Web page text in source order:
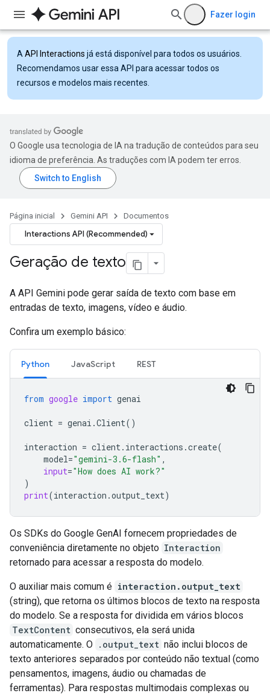
Fazer login
A API Interactions já está disponível para todos os usuários.
Recomendamos usar essa API para acessar todos os
recursos e modelos mais recentes.
O Google usa tecnologia de IA na tradução de conteúdos para seu
idioma de preferência. As traduções com IA podem ter erros.
Página inicial Gemini API Documentos
Interactions API (Recommended)
Geração de texto
A API Gemini pode gerar saída de texto com base em
entradas de texto, imagens, vídeo e áudio.
Confira um exemplo básico:
Python JavaScript REST
from google import genai
client = genai .Client()
interaction = client. interactions .create(
model="gemini-3.6-flash" ,
input="How does AI work?"
)
print(interaction .output_text)
Os SDKs do Google GenAI fornecem propriedades de
conveniência diretamente no objeto Interaction
retornado para acessar a resposta do modelo.
O auxiliar mais comum é interaction.output_text
(string), que retorna os últimos blocos de texto na resposta
do modelo. Se a resposta for dividida em vários blocos
TextContent consecutivos, ela será unida
automaticamente. O .output_text não inclui blocos de
texto anteriores separados por conteúdo não textual (como
pensamentos, imagens, áudio ou chamadas de
ferramentas). Para respostas multimodais complexas ou